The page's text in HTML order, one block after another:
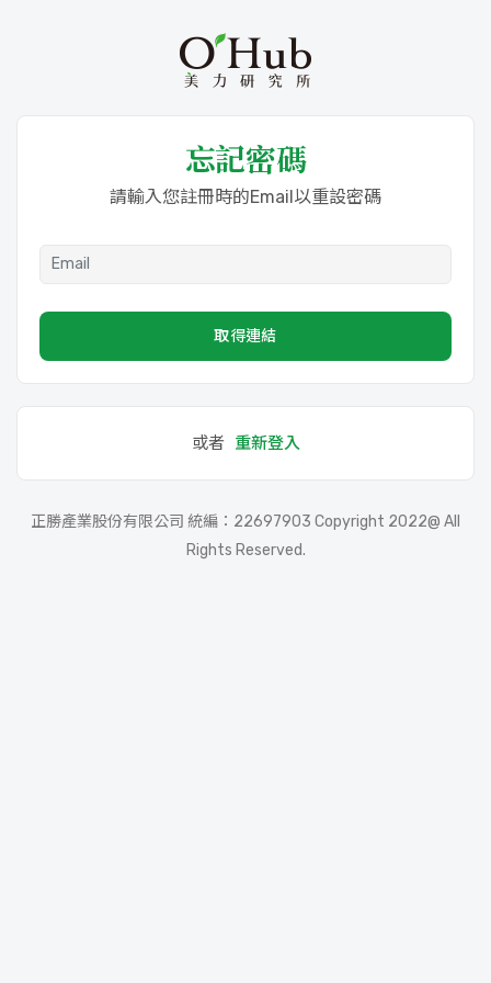
忘記密碼
請輸入您註冊時的Email以重設密碼
取得連結
或者 重新登入
正勝產業股份有限公司 統編：22697903 Copyright 2022@ All
Rights Reserved.